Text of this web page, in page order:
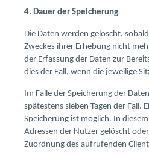
4. Dauer der Speicherung
Die Daten werden gelöscht,
Zweckes ihrer Erhebung nicht
der Erfassung der Daten zur
dies der Fall, wenn die jeweilige
Im Falle der Speicherung der
spätestens sieben Tagen der Fall.
Speicherung ist möglich. In
Adressen der Nutzer gelöscht
Zuordnung des aufrufenden